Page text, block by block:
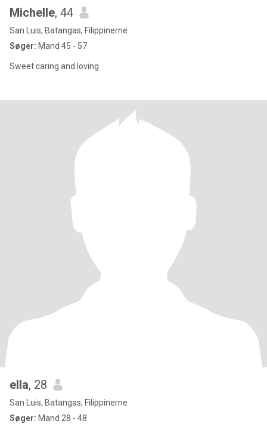
Michelle, 44
San Luis, Batangas, Filippinerne
Søger: Mand 45 - 57
Sweet caring and loving
ella, 28
San Luis, Batangas, Filippinerne
Søger: Mand 28 - 48